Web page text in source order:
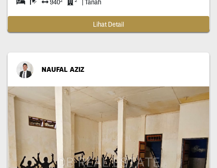
940 | Tanah
Lihat Detail
NAUFAL AZIZ